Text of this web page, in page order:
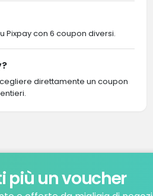
Pixpay con 6 coupon diversi.
direttamente un coupon
più un voucher